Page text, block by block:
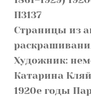
Страницы из
Художник:
Катарина
1920е годы